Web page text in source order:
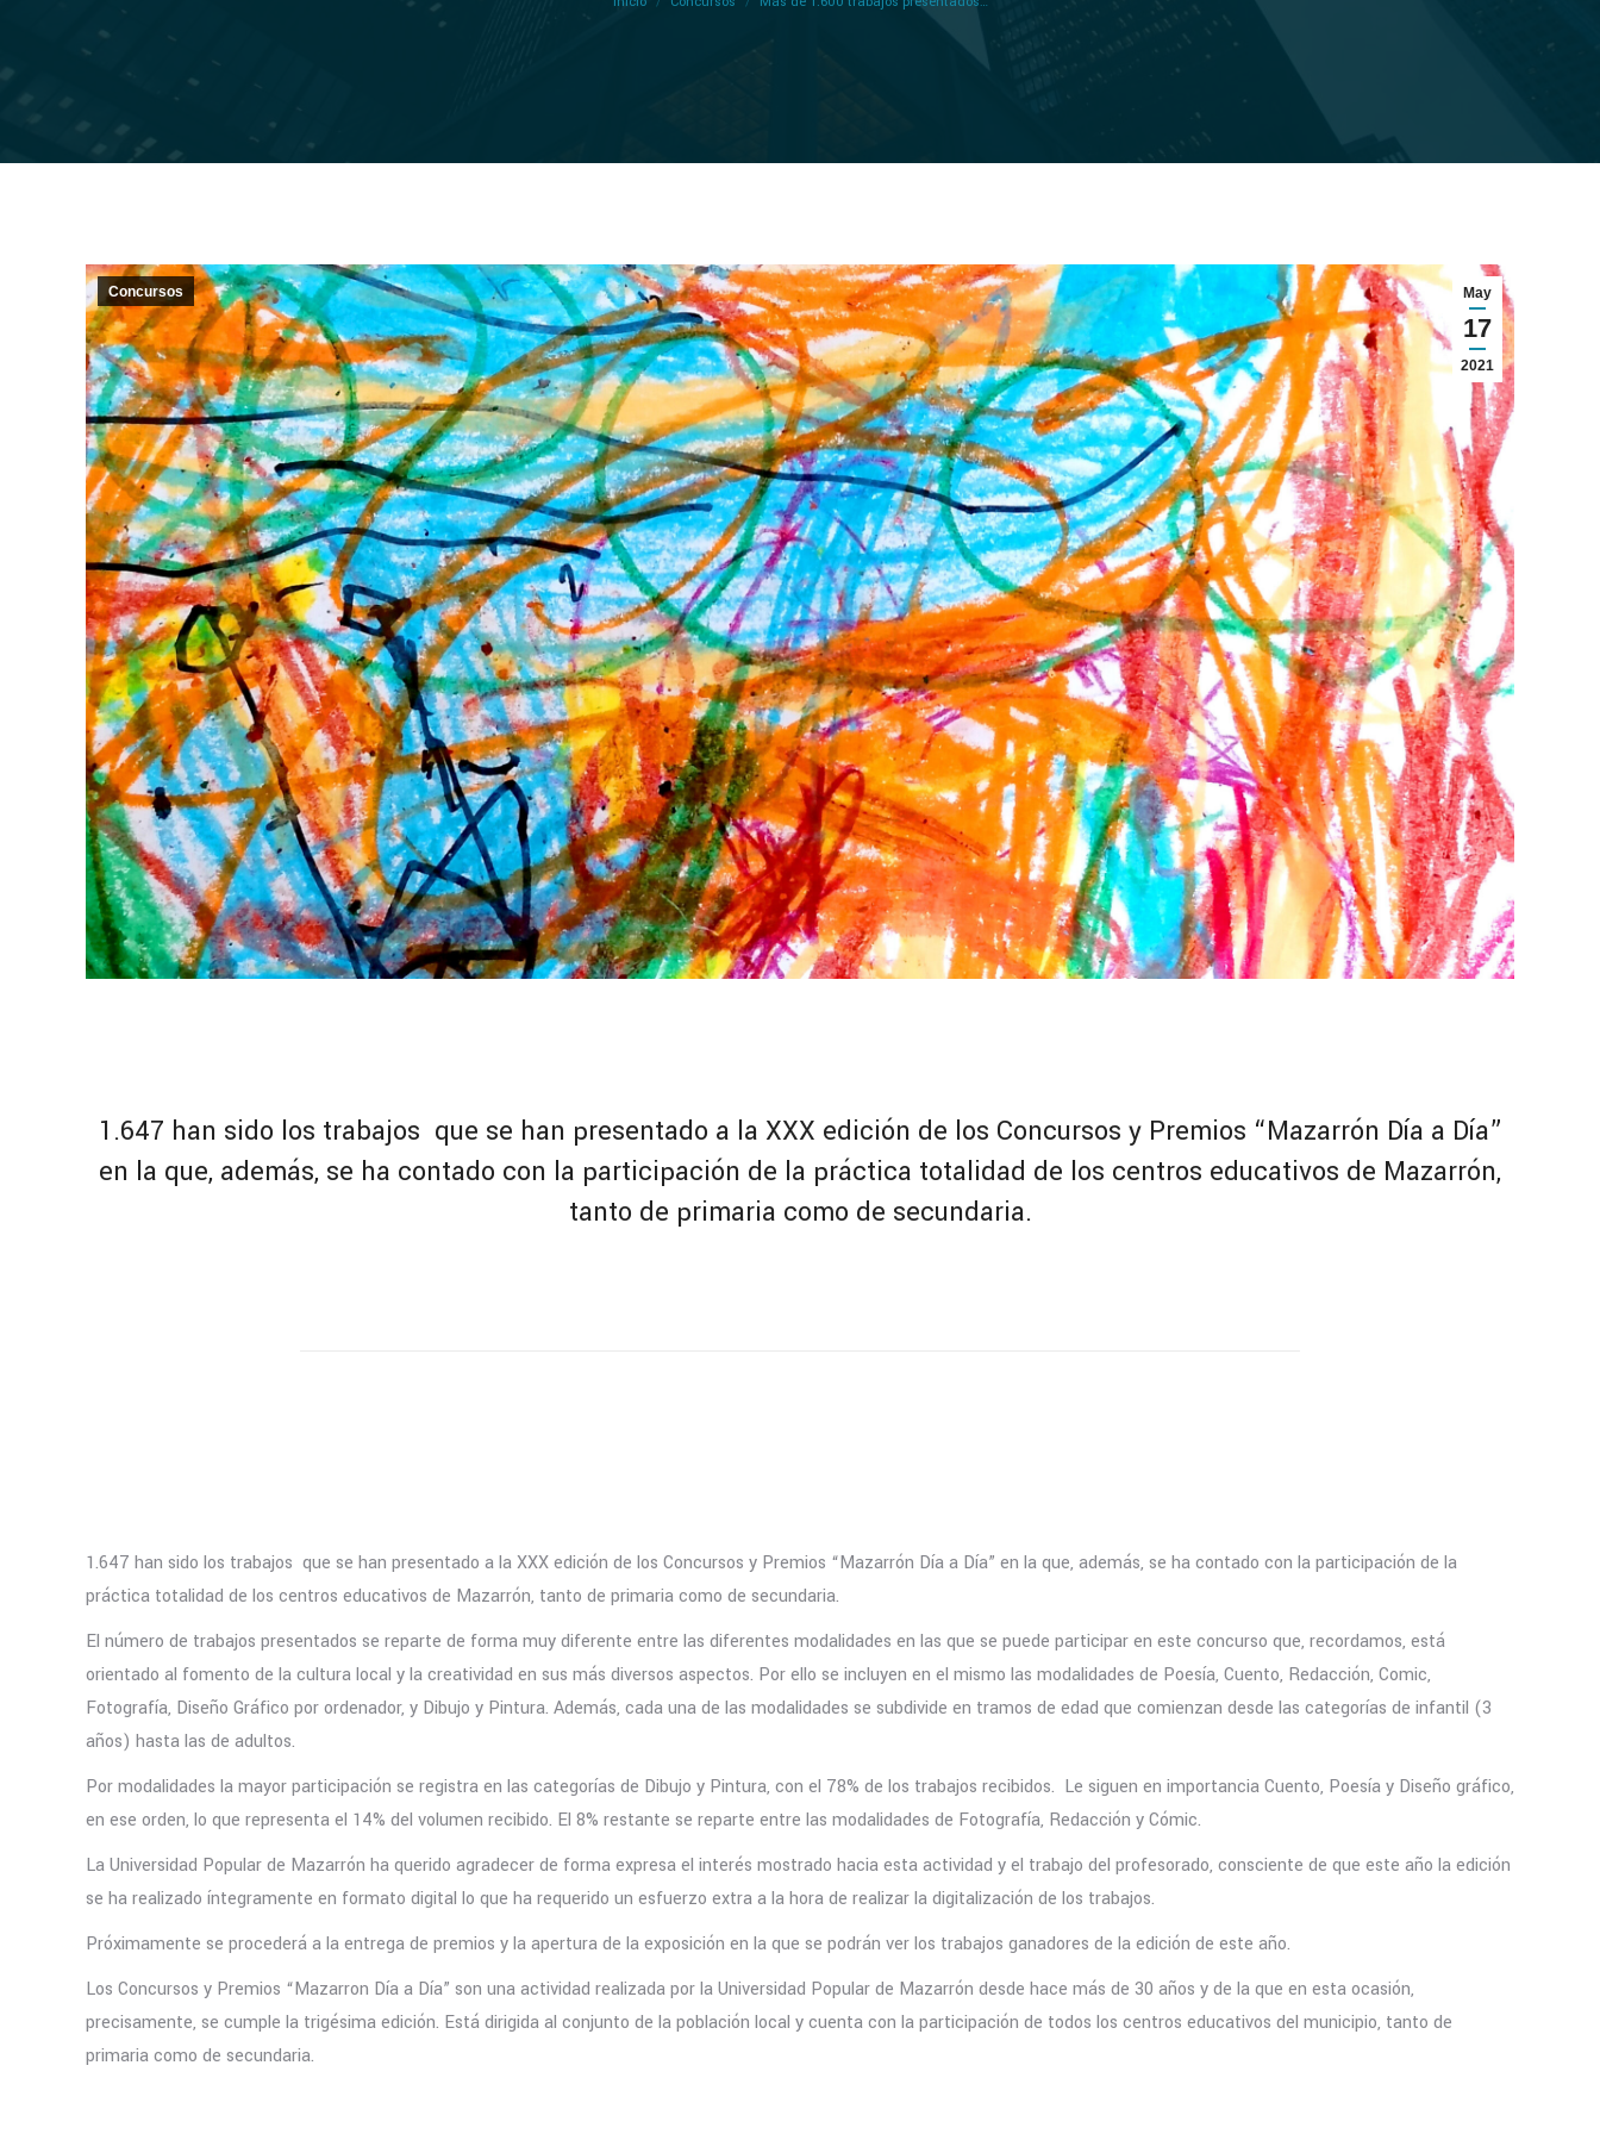
May
17
2021
Concursos
1.647 han sido los trabajos que se han presentado a la XXX edición de los Concursos y Premios “Mazarrón Día a Día”
en la que, además, se ha contado con la participación de la práctica totalidad de los centros educativos de Mazarrón,
tanto de primaria como de secundaria.
1.647 han sido los trabajos que se han presentado a la XXX edición de los Concursos y Premios “Mazarrón Día a Día” en la que, además, se ha contado con la participación de la
práctica totalidad de los centros educativos de Mazarrón, tanto de primaria como de secundaria.
El número de trabajos presentados se reparte de forma muy diferente entre las diferentes modalidades en las que se puede participar en este concurso que, recordamos, está
orientado al fomento de la cultura local y la creatividad en sus más diversos aspectos. Por ello se incluyen en el mismo las modalidades de Poesía, Cuento, Redacción, Comic,
Fotografía, Diseño Gráfico por ordenador, y Dibujo y Pintura. Además, cada una de las modalidades se subdivide en tramos de edad que comienzan desde las categorías de infantil (3
años) hasta las de adultos.
Por modalidades la mayor participación se registra en las categorías de Dibujo y Pintura, con el 78% de los trabajos recibidos. Le siguen en importancia Cuento, Poesía y Diseño gráfico,
en ese orden, lo que representa el 14% del volumen recibido. El 8% restante se reparte entre las modalidades de Fotografía, Redacción y Cómic.
La Universidad Popular de Mazarrón ha querido agradecer de forma expresa el interés mostrado hacia esta actividad y el trabajo del profesorado, consciente de que este año la edición
se ha realizado íntegramente en formato digital lo que ha requerido un esfuerzo extra a la hora de realizar la digitalización de los trabajos.
Próximamente se procederá a la entrega de premios y la apertura de la exposición en la que se podrán ver los trabajos ganadores de la edición de este año.
Los Concursos y Premios “Mazarron Día a Día” son una actividad realizada por la Universidad Popular de Mazarrón desde hace más de 30 años y de la que en esta ocasión,
precisamente, se cumple la trigésima edición. Está dirigida al conjunto de la población local y cuenta con la participación de todos los centros educativos del municipio, tanto de
primaria como de secundaria.